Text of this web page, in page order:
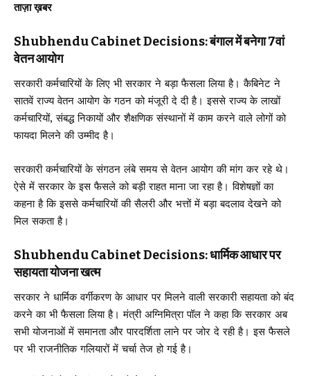
ताज़ा ख़बर
Shubhendu Cabinet Decisions: बंगाल में बनेगा 7वां
वेतन आयोग
सरकारी कर्मचारियों के लिए भी सरकार ने बड़ा फैसला लिया है। कैबिनेट ने
सातवें राज्य वेतन आयोग के गठन को मंजूरी दे दी है। इससे राज्य के लाखों
कर्मचारियों, संबद्ध निकायों और शैक्षणिक संस्थानों में काम करने वाले लोगों को
फायदा मिलने की उम्मीद है।
सरकारी कर्मचारियों के संगठन लंबे समय से वेतन आयोग की मांग कर रहे थे।
ऐसे में सरकार के इस फैसले को बड़ी राहत माना जा रहा है। विशेषज्ञों का
कहना है कि इससे कर्मचारियों की सैलरी और भत्तों में बड़ा बदलाव देखने को
मिल सकता है।
Shubhendu Cabinet Decisions: धार्मिक आधार पर
सहायता योजना खत्म
सरकार ने धार्मिक वर्गीकरण के आधार पर मिलने वाली सरकारी सहायता को बंद
करने का भी फैसला लिया है। मंत्री अग्निमित्रा पॉल ने कहा कि सरकार अब
सभी योजनाओं में समानता और पारदर्शिता लाने पर जोर दे रही है। इस फैसले
पर भी राजनीतिक गलियारों में चर्चा तेज हो गई है।